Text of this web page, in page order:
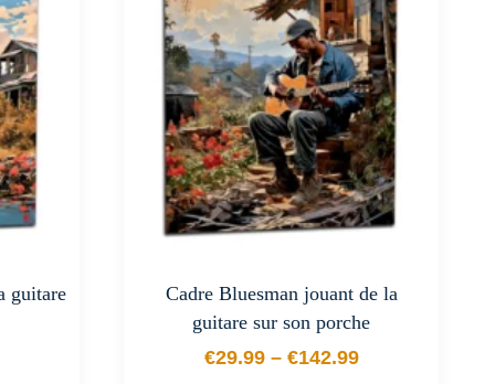
guitare
prix : €29.99 à €142.99
Cadre Bluesman jouant de la
guitare sur son porche
€29.99– €142.99
Plage de prix : €29.99